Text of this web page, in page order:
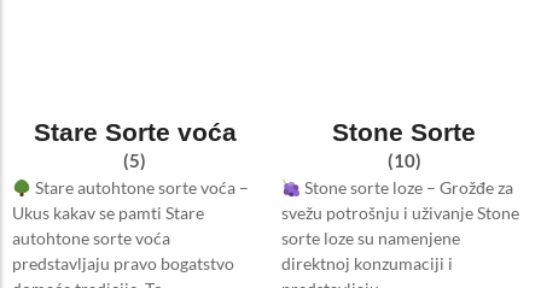
Stare Sorte voća
(5)
Stare autohtone sorte voća –
Ukus kakav se pamti Stare
autohtone sorte voća
predstavljaju pravo bogatstvo
Stone Sorte
(10)
Stone sorte loze – Grožđe za
svežu potrošnju i uživanje Stone
sorte loze su namenjene
direktnoj konzumaciji i